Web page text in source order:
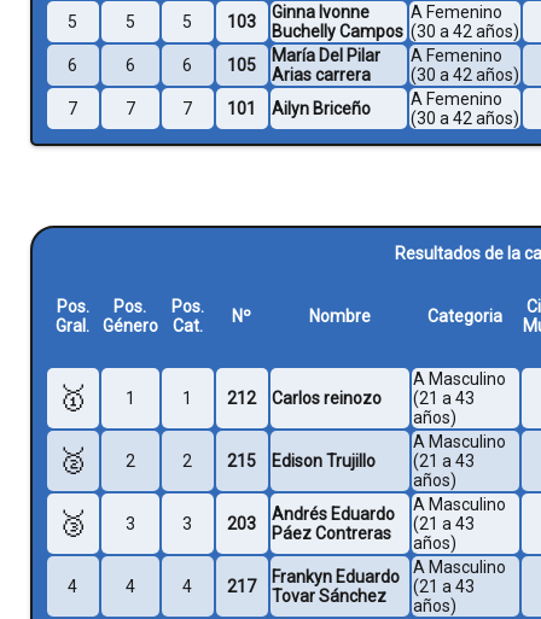
5
5 5 103
Ginna Ivonne
Buchelly Campos
A Femenino
(30 a 42 años)
6
6 6 105
María Del Pilar
Arias carrera
A Femenino
(30 a 42 años)
7
7 7 101 Ailyn Briceño
A Femenino
(30 a 42 años)
Resultados de la
Pos.
Gral.
Pos.
Género
Pos.
Cat.
Nº Nombre Categoria
🥇 1 1 212 Carlos reinozo
A Masculino
(21 a 43
años)
🥈 2 2 215 Edison Trujillo
A Masculino
(21 a 43
años)
🥉 3 3 203
Andrés Eduardo
Páez Contreras
A Masculino
(21 a 43
años)
4 4 4 217
Frankyn Eduardo
Tovar Sánchez
A Masculino
(21 a 43
años)